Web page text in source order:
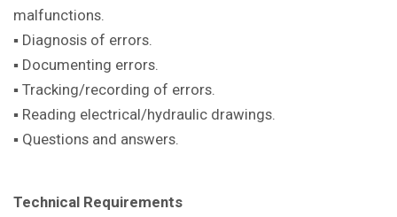
malfunctions.
▪ Diagnosis of errors.
▪ Documenting errors.
▪ Tracking/recording of errors.
▪ Reading electrical/hydraulic drawings.
▪ Questions and answers.
Technical Requirements